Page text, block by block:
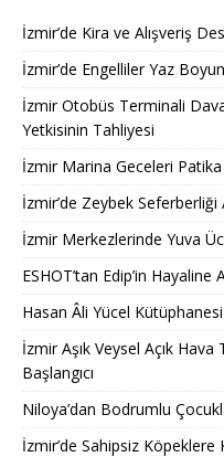
İzmir’de Kira ve Alışveriş
İzmir’de Engelliler Yaz
İzmir Otobüs Terminali
Yetkisinin Tahliyesi
İzmir Marina Geceleri
İzmir’de Zeybek Seferberliği
İzmir Merkezlerinde Yuva
ESHOT’tan Edip’in Hayaline
Hasan Âli Yücel
İzmir Aşık Veysel Açık
Başlangıcı
Niloya’dan Bodrumlu
İzmir’de Sahipsiz Köpeklere